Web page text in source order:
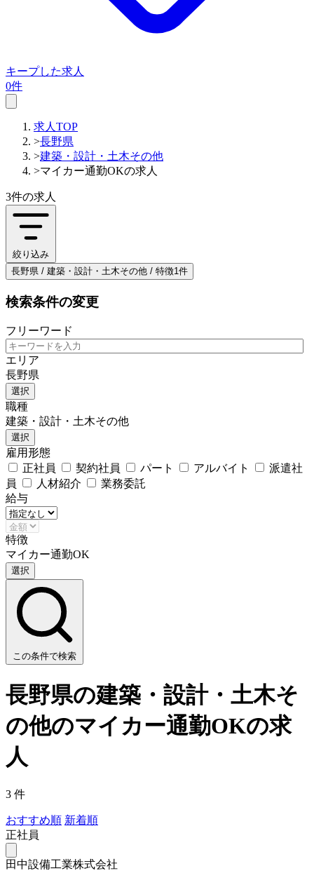
キープした求人
0件
求人TOP
>長野県
>建築・設計・土木その他
>マイカー通勤OKの求人
3件の求人
絞り込み
長野県 / 建築・設計・土木その他 / 特徴1件
検索条件の変更
フリーワード
エリア
長野県
選択
職種
建築・設計・土木その他
選択
雇用形態
正社員
契約社員 パート アルバイト
派遣社
員
人材紹介
業務委託
給与
特徴
マイカー通勤OK
選択
この条件で検索
長野県の建築・設計・土木そ
の他のマイカー通勤OKの求
人
3 件
おすすめ順 新着順
正社員
田中設備工業株式会社